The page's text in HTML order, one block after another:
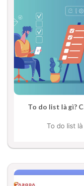
To do list là gì?
To do list